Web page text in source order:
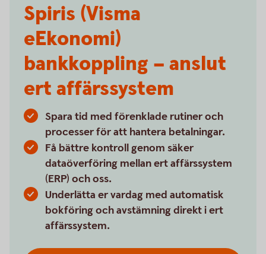
Spiris (Visma
eEkonomi)
bankkoppling – anslut
ert affärssystem
Spara tid med förenklade rutiner och
processer för att hantera betalningar.
Få bättre kontroll genom säker
dataöverföring mellan ert affärssystem
(ERP) och oss.
Underlätta er vardag med automatisk
bokföring och avstämning direkt i ert
affärssystem.